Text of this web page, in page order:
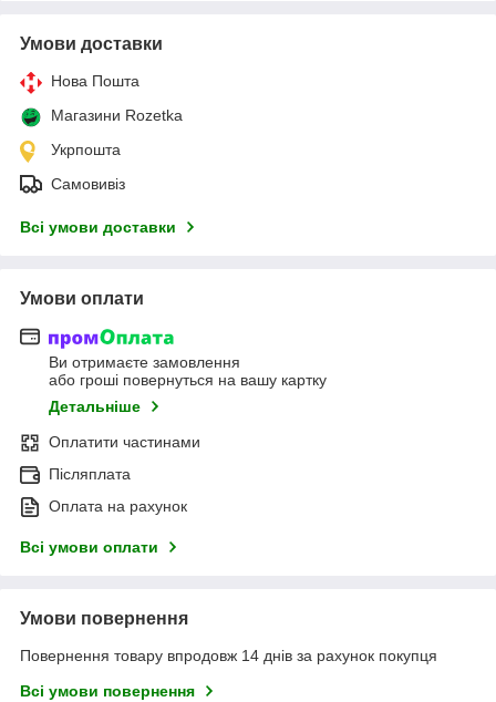
Умови доставки
Нова Пошта
Магазини Rozetka
Укрпошта
Самовивіз
Всі умови доставки
Умови оплати
Ви отримаєте замовлення
або гроші повернуться на вашу картку
Детальніше
Оплатити частинами
Післяплата
Оплата на рахунок
Всі умови оплати
Умови повернення
Повернення товару впродовж 14 днів за рахунок покупця
Всі умови повернення